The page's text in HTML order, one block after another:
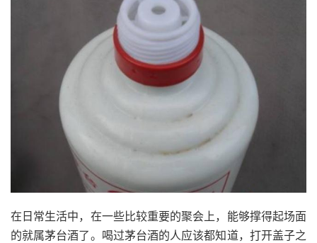
在日常生活中，在一些比较重要的聚会上，能够撑得起场面
的就属茅台酒了。喝过茅台酒的人应该都知道，打开盖子之